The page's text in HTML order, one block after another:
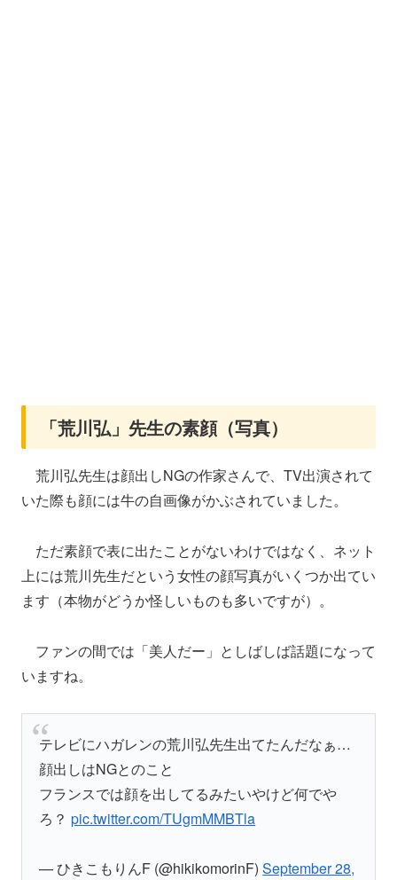
「荒川弘」先生の素顔（写真）
荒川弘先生は顔出しNGの作家さんで、TV出演されて
いた際も顔には牛の自画像がかぶされていました。
ただ素顔で表に出たことがないわけではなく、ネット
上には荒川先生だという女性の顔写真がいくつか出てい
ます（本物がどうか怪しいものも多いですが）。
ファンの間では「美人だー」としばしば話題になって
いますね。
テレビにハガレンの荒川弘先生出てたんだなぁ…
顔出しはNGとのこと
フランスでは顔を出してるみたいやけど何でや
ろ？pic.twitter.com/TUgmMMBTla
— ひきこもりんF (@hikikomorinF)September 28,